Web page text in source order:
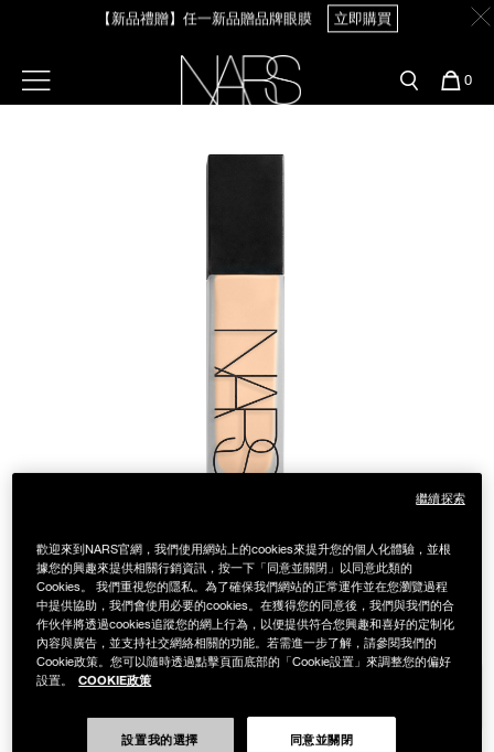
【新品禮贈】任一新品贈品牌眼膜 立即購買
【8.6-8.9 限定】全館最高享14%回饋
【8/3-8/10限定】明星底妝買1送1
【8/3-8/10限定】限時輸碼贈迷你腮紅露
新客首購輸＜WELCOME＞享9折
選單"
您
0
官網最新活動
預約金曲獎妝容
彩盤及禮盒組
彩妝服務
彩妝專欄
Details
/zh/
NB000002258
超控輕霧粉底精華
NT$2,150
Variations
歡迎來到NARS官網，我們使用網站上的cookies來提升您的個人化體驗，並根
據您的興趣來提供相關行銷資訊，按一下「同意並關閉」以同意此類的
Cookies。 我們重視您的隱私。為了確保我們網站的正常運作並在您瀏覽過程
中提供協助，我們會使用必要的cookies。在獲得您的同意後，我們與我們的合
作伙伴將透過cookies追蹤您的網上行為，以便提供符合您興趣和喜好的定制化
內容與廣告，並支持社交網絡相關的功能。若需進一步了解，請參閱我們的
Cookie政策。您可以隨時透過點擊頁面底部的「Cookie設置」來調整您的偏好
設置。
COOKIE政策
設置我的選擇 同意並關閉
繼續探索